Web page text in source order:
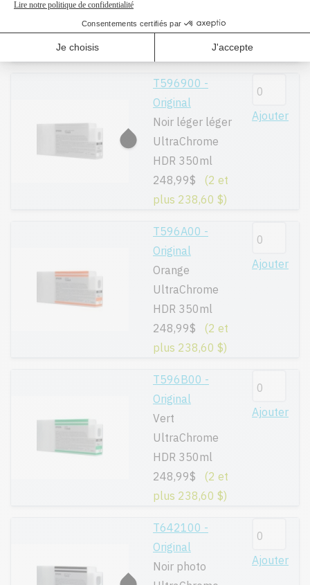
248,99$ (2 et
plus 238,60 $)
T596900 -
Original
Noir léger léger
UltraChrome
HDR 350ml
248,99$
(2 et
plus 238,60 $)
Ajouter
T596A00 -
Original
Orange
UltraChrome
HDR 350ml
248,99$
(2 et
plus 238,60 $)
Ajouter
T596B00 -
Original
Vert
UltraChrome
HDR 350ml
248,99$
(2 et
plus 238,60 $)
Ajouter
T642100 -
Original
Noir photo
Ajouter